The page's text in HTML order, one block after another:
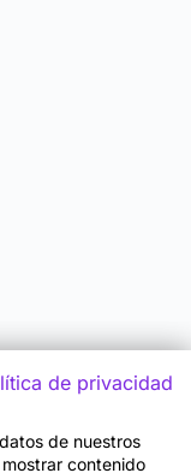
de privacidad
de nuestros
contenido